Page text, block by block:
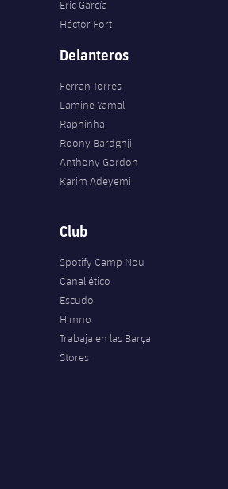
Eric García
Héctor Fort
Delanteros
Ferran Torres
Lamine Yamal
Raphinha
Roony Bardghji
Anthony Gordon
Karim Adeyemi
Club
Spotify Camp Nou
Canal ético
Escudo
Himno
Trabaja en las Barça
Stores